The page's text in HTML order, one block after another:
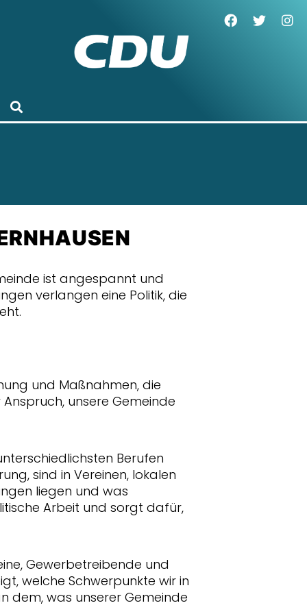
ist angespannt und
verlangen eine Politik, die
und Maßnahmen, die
unsere Gemeinde
Berufen
sind in Vereinen, lokalen
liegen und was
Arbeit und sorgt dafür,
Gewerbetreibende und
welche Schwerpunkte wir in
dem, was unserer Gemeinde